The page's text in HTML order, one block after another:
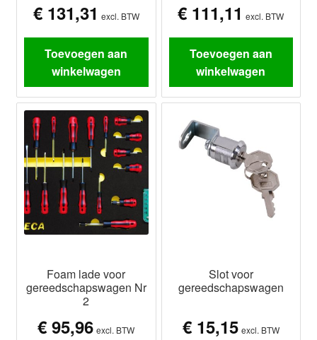
€131,31 excl. BTW
Toevoegen aan
winkelwagen
€ 111,11 excl. BTW
Toevoegen aan
winkelwagen
Foam lade voor
gereedschapswagen Nr
2
€ 95,96 excl. BTW
Slot voor
gereedschapswagen
€15,15 excl. BTW